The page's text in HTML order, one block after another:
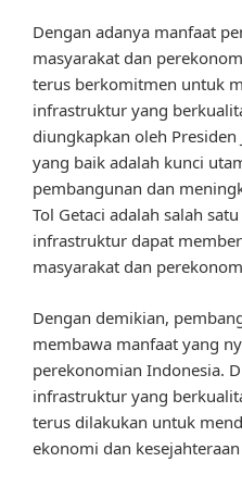
Dengan adanya manfaat
masyarakat dan
terus berkomitmen untuk
infrastruktur yang
diungkapkan oleh
yang baik adalah kunci
pembangunan dan
Tol Getaci adalah salah
infrastruktur dapat
masyarakat dan
Dengan demikian,
membawa manfaat yang
perekonomian Indonesia.
infrastruktur yang
terus dilakukan untuk
ekonomi dan